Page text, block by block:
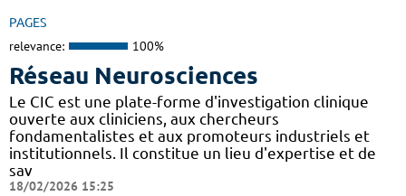
PAGES
relevance: 100%
Réseau Neurosciences
Le CIC est une plate-forme d'investigation clinique
ouverte aux cliniciens, aux chercheurs
fondamentalistes et aux promoteurs industriels et
institutionnels. Il constitue un lieu d'expertise et de
sav
18/02/2026 15:25